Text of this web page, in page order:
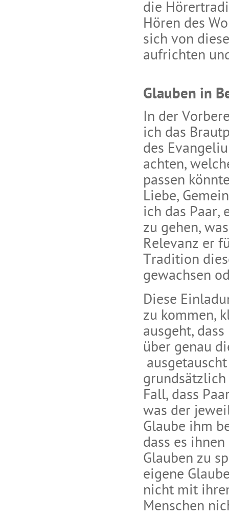
die
Hören des
sich von
aufrichten
Glauben in
In der
ich das
des
achten,
passen
Liebe,
ich das Paar,
zu gehen,
Relevanz er
Tradition
gewachsen
Diese
zu kommen,
ausgeht,
über genau
Fall, dass
was der
Glaube ihm
dass es
Glauben zu
eigene
nicht mit
Menschen